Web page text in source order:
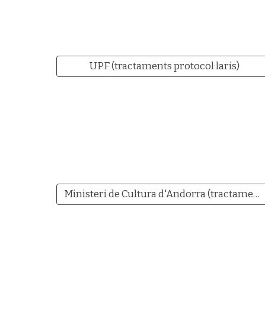
UPF (tractaments protocol·laris)
Ministeri de Cultura d'Andorra (tractaments protocol·laris)